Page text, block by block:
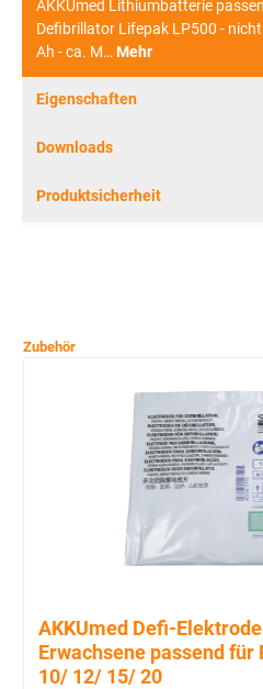
AKKUmed Lithiumbatterie
Defibrillator Lifepak LP500 -
Ah - ca. M…Mehr
Eigenschaften
Downloads
Produktsicherheit
Zubehör
AKKUmed Defi-
Erwachsene passend
10/ 12/ 15/ 20